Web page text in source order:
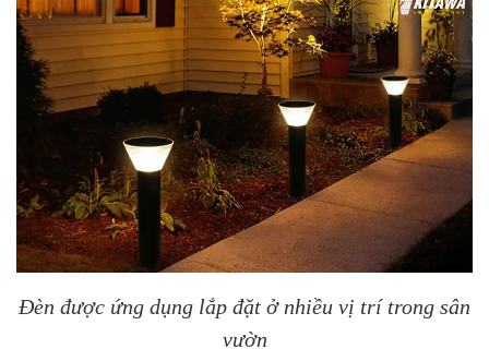
Đèn được ứng dụng lắp đặt ở nhiều vị trí trong sân
vườn